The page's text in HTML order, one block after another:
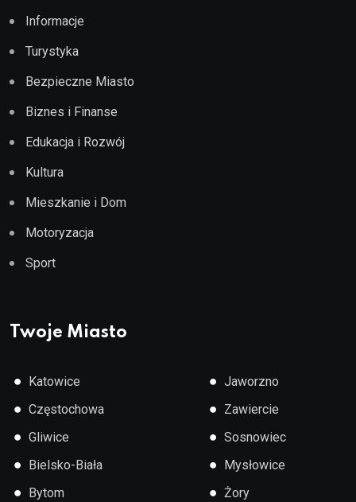
Informacje
Turystyka
Bezpieczne Miasto
Biznes i Finanse
Edukacja i Rozwój
Kultura
Mieszkanie i Dom
Motoryzacja
Sport
Twoje Miasto
● Katowice
● Częstochowa
● Gliwice
● Bielsko-Biała
● Bytom
● Jaworzno
● Zawiercie
● Sosnowiec
● Mysłowice
● Żory